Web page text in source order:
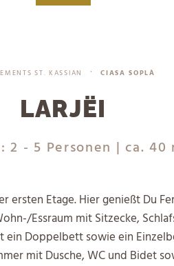
ST. KASSIAN • CIASA SOPLÀ
LARJËI
2 - 5 Personen | ca. 40
ersten Etage. Hier genießt Du
Essraum mit Sitzecke,
ein Doppelbett sowie ein
mit Dusche, WC und Bidet